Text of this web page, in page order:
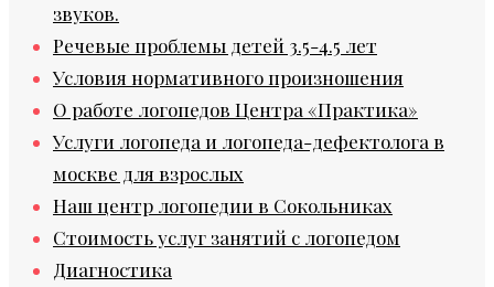
звуков.
Речевые проблемы детей 3.5-4.5 лет
Условия нормативного произношения
О работе логопедов Центра «Практика»
Услуги логопеда и логопеда-дефектолога в
москве для взрослых
Наш центр логопедии в Сокольниках
Стоимость услуг занятий с логопедом
Диагностика